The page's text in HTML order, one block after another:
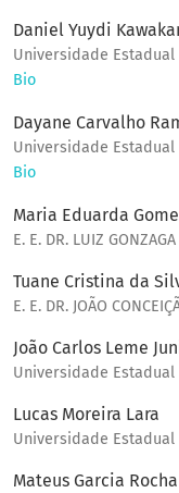
Daniel Yuydi
Universidade Estadual
Bio
Dayane Carvalho
Universidade Estadual
Bio
Maria Eduarda
E. E. DR. LUIZ
Tuane Cristina da
E. E. DR. JOÃO
João Carlos Leme
Universidade Estadual
Lucas Moreira Lara
Universidade Estadual
Mateus Garcia Rocha